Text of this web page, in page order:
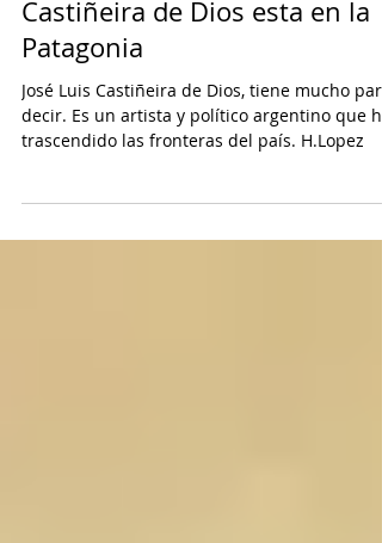
Hilda López
Castiñeira de Dios esta en la
Patagonia
José Luis Castiñeira de Dios, tiene mucho para
trascendido las fronteras del país. H.Lopez